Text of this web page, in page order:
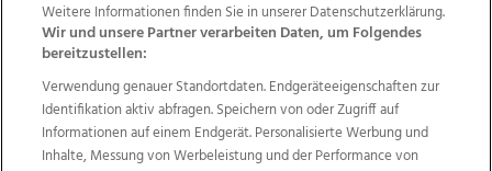
AGB Website
Ehrenkodex Politische Werbung
Weitere Angebote des Medienhauses Wimmer
TV1 di-mog-i.at OÖNow
Ischler Woche
Life Radio
OÖNachrichten
OÖN Immobilien
Weitere Informationen finden Sie in unserer Datenschutzerklärung.
Wir und unsere Partner verarbeiten Daten, um Folgendes
bereitzustellen:
Verwendung genauer Standortdaten. Endgeräteeigenschaften zur
Identifikation aktiv abfragen. Speichern von oder Zugriff auf
Informationen auf einem Endgerät. Personalisierte Werbung und
Inhalte, Messung von Werbeleistung und der Performance von